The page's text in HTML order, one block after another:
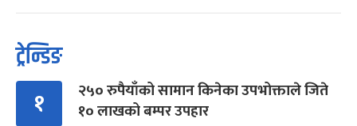
ट्रेन्डिङ
१
२५० रुपैयाँको सामान किनेका उपभोक्ताले जिते
१० लाखको बम्पर उपहार